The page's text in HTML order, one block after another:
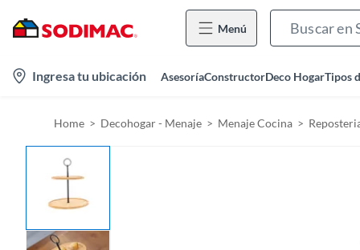
Menú
Ingresa tu ubicación AsesoríaConstructorDeco HogarTipos
Home Decohogar - Menaje Menaje Cocina